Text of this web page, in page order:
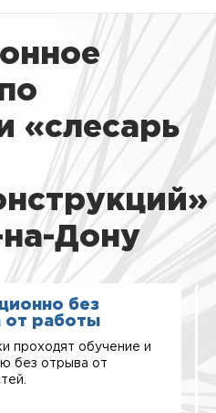
«слесарь
на-Дону
без
от работы
проходят обучение и
без отрыва от